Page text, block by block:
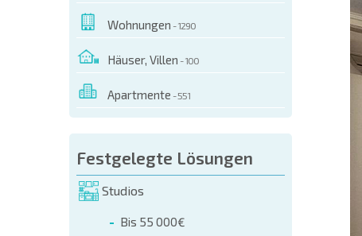
Wohnungen - 1290
Häuser, Villen - 100
Apartmente - 551
Festgelegte Lösungen
Studios
Bis 55 000€
OBJEKT BESTELLEN
(name, E-mail, phone)